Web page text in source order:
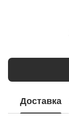
Доставка